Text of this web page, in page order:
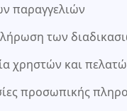
παραγγελιών
των
χρηστών και
προσωπικής